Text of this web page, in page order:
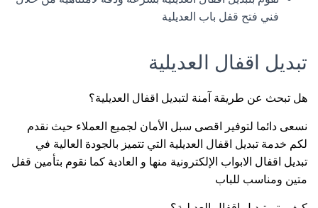
فني فتح قفل باب العديلية
تبديل اقفال العديلية
هل تبحث عن طريقة آمنة لتبديل اقفال العديلية؟
نسعى دائما لتوفير اقصى سبل الأمان لجميع العملاء حيث نقدم
لكم خدمة تبديل اقفال العديلية التي تتميز بالجودة العالية في
تبديل اقفال الابواب الإلكترونية منها و العادية كما نقوم بتأمين قفل
متين ومناسب للباب